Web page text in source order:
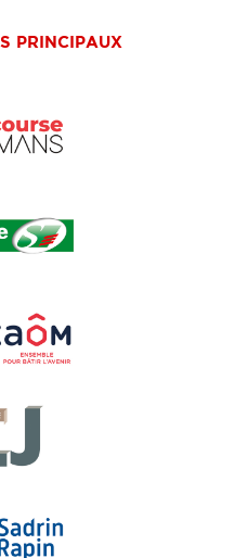
PRINCIPAUX